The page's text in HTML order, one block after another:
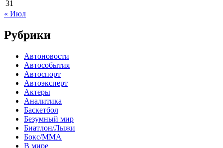
31
« Июл
Рубрики
Автоновости
Автособытия
Автоспорт
Автоэксперт
Актеры
Аналитика
Баскетбол
Безумный мир
Биатлон/Лыжи
Бокс/MMA
В мире